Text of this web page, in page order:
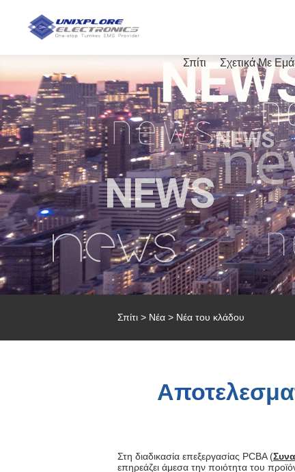
Σπίτι Σχετικά Με
Σπίτι > Νέα > Νέα του κλάδου
Στη διαδικασία επεξεργασίας PCBA (
επηρεάζει άμεσα την ποιότητα του